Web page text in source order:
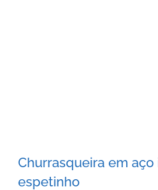
Churrasqueira em aço
espetinho